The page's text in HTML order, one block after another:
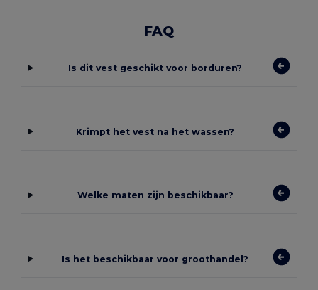
FAQ
Is dit vest geschikt voor borduren?
Krimpt het vest na het wassen?
Welke maten zijn beschikbaar?
Is het beschikbaar voor groothandel?